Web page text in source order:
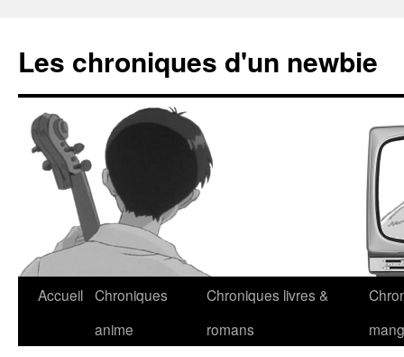
Les chroniques d'un newbie
Accueil Chroniques
anime
Chroniques livres &
romans